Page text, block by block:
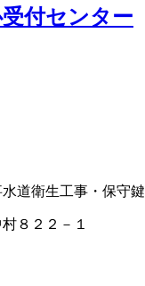
付センター
水道衛生工事・保守鍵
８２２－１